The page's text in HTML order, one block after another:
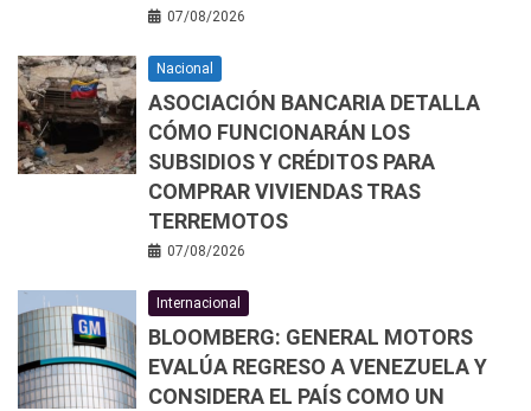
07/08/2026
Nacional
ASOCIACIÓN BANCARIA DETALLA
CÓMO FUNCIONARÁN LOS
SUBSIDIOS Y CRÉDITOS PARA
COMPRAR VIVIENDAS TRAS
TERREMOTOS
07/08/2026
Internacional
BLOOMBERG: GENERAL MOTORS
EVALÚA REGRESO A VENEZUELA Y
CONSIDERA EL PAÍS COMO UN